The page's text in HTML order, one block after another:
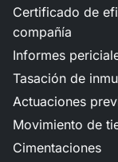
Certificado de
compañía
Informes
Tasación de
Actuaciones
Movimiento de
Cimentaciones